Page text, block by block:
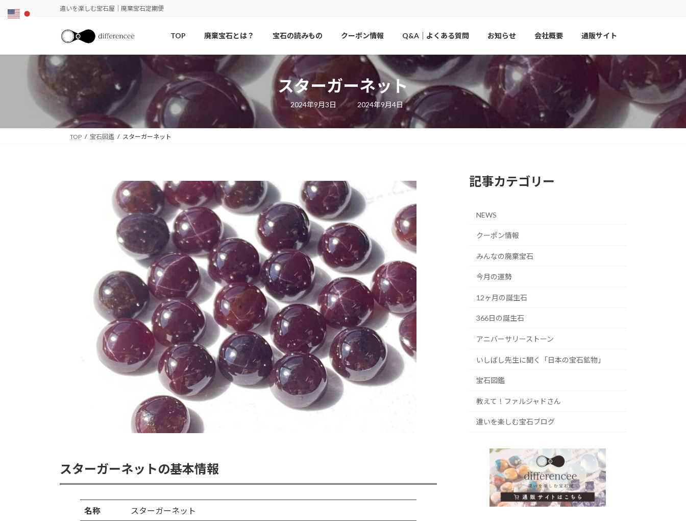
ツ
シ
違いを楽しむ宝石屋｜廃棄宝石定期便
TOP 廃棄宝石とは？ 宝石の読みもの クーポン情報 Q&A｜よくある質問 お知らせ 会社概要 通販サイト
スターガーネット
2024年9月3日
最
新
2024年9月4日
TOP 宝石図鑑 スターガーネット
スターガーネットの基本情報
名称 スターガーネット
記事カテゴリー
NEWS
クーポン情報
みんなの廃棄宝石
今月の運勢
12ヶ月の誕生石
366日の誕生石
アニバーサリーストーン
いしばし先生に聞く「日本の宝石鉱物」
宝石図鑑
教えて！ファルジャドさん
違いを楽しむ宝石ブログ